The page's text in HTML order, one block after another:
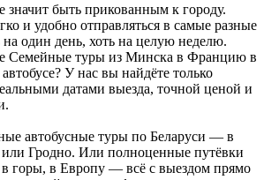
быть прикованным к городу.
и удобно отправляться в самые разные
один день, хоть на целую неделю.
Семейные туры из Минска в Францию в
У нас вы найдёте только
датами выезда, точной ценой и
автобусные туры по Беларуси — в
Гродно. Или полноценные путёвки
в горы, в Европу — всё с выездом прямо